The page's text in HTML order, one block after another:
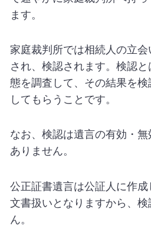
ます。
家庭裁判所では相続人の立
され、検認されます。検認
態を調査して、その結果を
してもらうことです。
なお、検認は遺言の有効・
ありません。
公正証書遺言は公証人に作
文書扱いとなりますから、
ん。